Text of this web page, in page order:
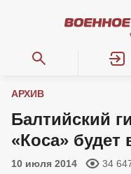
АРХИВ
Балтийский
«Коса» будет
10 июля 2014 34